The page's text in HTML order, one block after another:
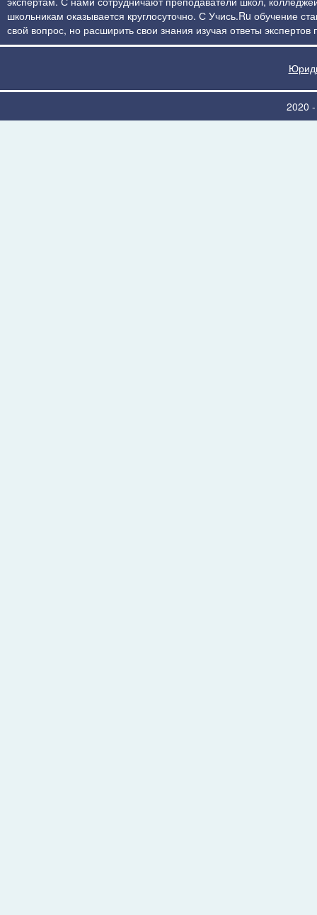
школьникам оказывается круглосуточно. С Учись.Ru обучение
свой вопрос, но расширить свои знания изучая ответы
2020